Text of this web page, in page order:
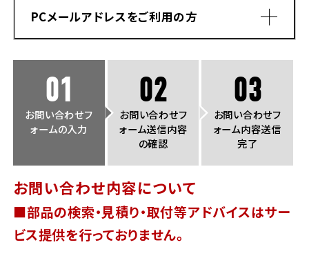
ドメイン指定受信手順
PCメールアドレスをご利用の方
Yahoo!メールをご利用の方
01
お問い合わせフ
ォームの入力
02
お問い合わせフ
ォーム送信内容
の確認
03
お問い合わせフ
ォーム内容送信
完了
お問い合わせ内容について
■部品の検索・見積り・取付等アドバイスはサー
ビス提供を行っておりません。
ホンダドリーム 立川
ホンダドリーム 磯子
ホンダドリーム 横浜都筑
ホンダドリーム 横浜旭
ホンダドリーム 川崎宮前
ホンダドリーム 名古屋上小田井
ホンダドリーム 岐阜
ホンダドリーム 京都伏見
ホンダドリーム 京都北山
ホンダドリーム 神戸灘
ホンダドリーム 尼崎
ホンダドリーム 高松
ホンダドリーム 熊本